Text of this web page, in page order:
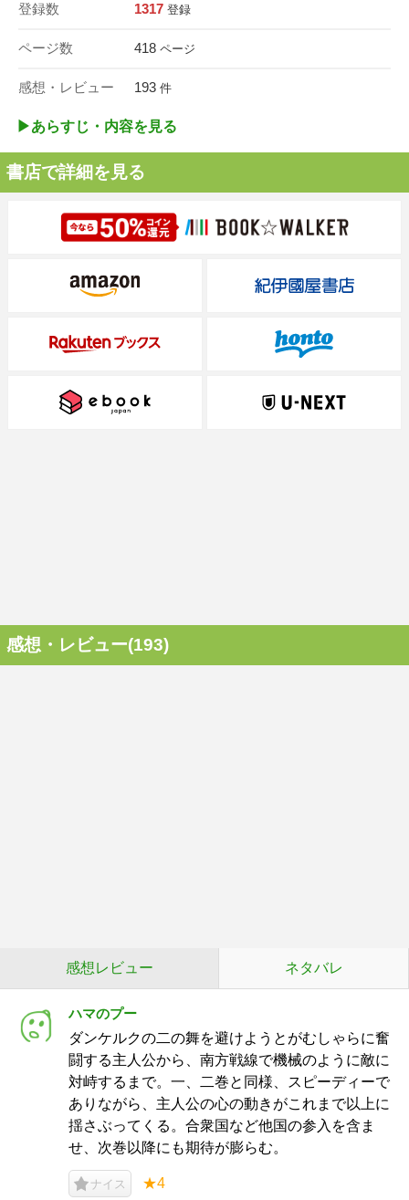
登録数 1317 登録
ページ数 418 ページ
感想・レビュー 193 件
▶︎あらすじ・内容を見る
書店で詳細を見る
感想・レビュー(193)
感想レビュー ネタバレ
ハマのプー
ダンケルクの二の舞を避けようとがむしゃらに奮
闘する主人公から、南方戦線で機械のように敵に
対峙するまで。一、二巻と同様、スピーディーで
ありながら、主人公の心の動きがこれまで以上に
揺さぶってくる。合衆国など他国の参入を含ま
せ、次巻以降にも期待が膨らむ。
ナイス ★4